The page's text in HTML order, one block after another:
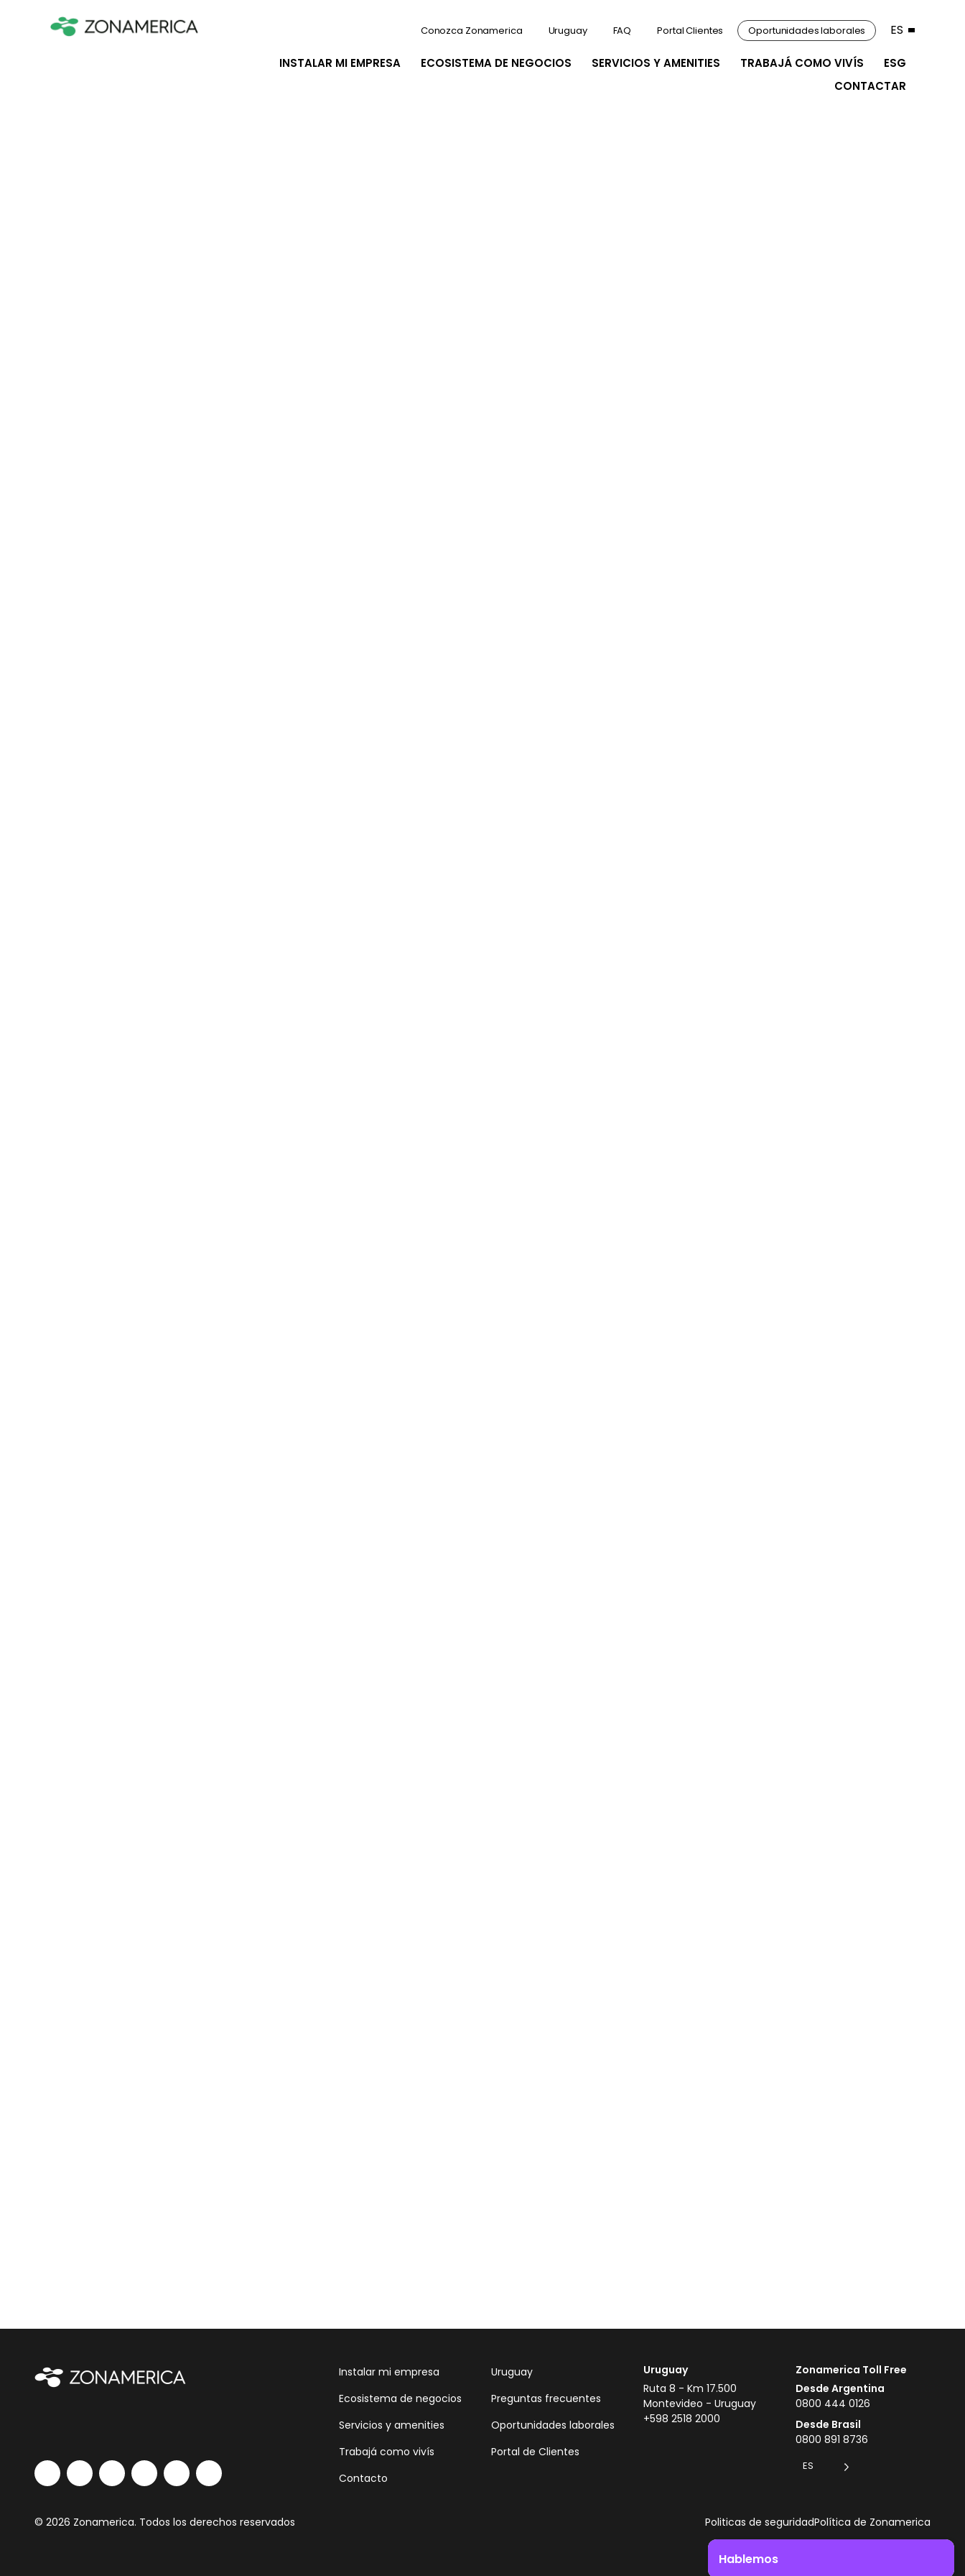
INSTALAR MI EMPRESA ECOSISTEMA DE NEGOCIOS SERVICIOS Y AMENITIES TRABAJÁ COMO VIVÍS
ESG
CONTACTAR
Conozca Zonamerica Uruguay FAQ Portal Clientes Oportunidades laborales ES
Instalar mi empresa
Ecosistema de negocios
Servicios y amenities
Trabajá como vivís
Contacto
Uruguay
Preguntas frecuentes
Oportunidades laborales
Portal de Clientes
Uruguay
Ruta 8 - Km 17.500
Montevideo - Uruguay
+598 2518 2000
Zonamerica Toll Free
Desde Argentina
0800 444 0126
Desde Brasil
0800 891 8736
ES
© 2026 Zonamerica. Todos los derechos reservados Politicas de seguridadPolítica de Zonamerica
Hablemos